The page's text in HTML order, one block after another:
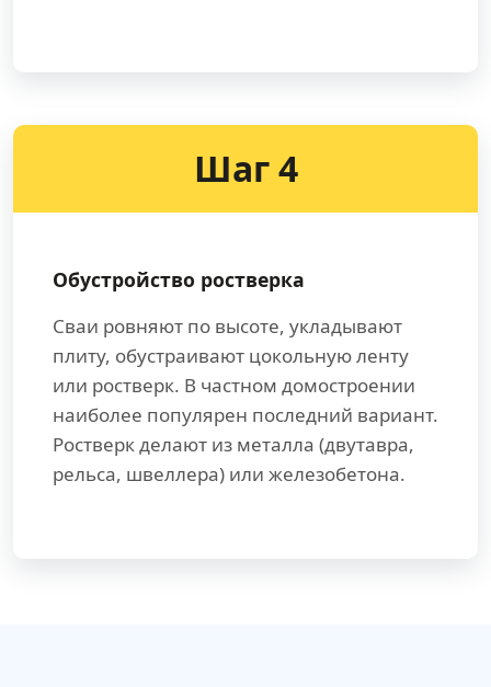
Шаг 4
Обустройство ростверка
Сваи ровняют по высоте, укладывают
плиту, обустраивают цокольную ленту
или ростверк. В частном домостроении
наиболее популярен последний вариант.
Ростверк делают из металла (двутавра,
рельса, швеллера) или железобетона.